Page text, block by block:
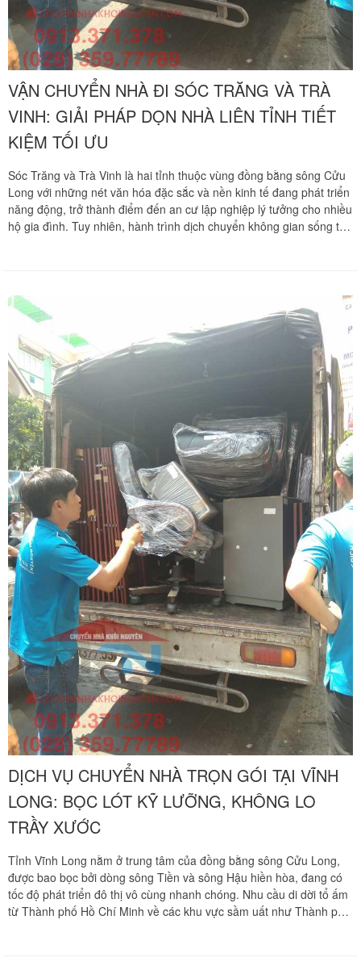
VẬN CHUYỂN NHÀ ĐI SÓC TRĂNG VÀ TRÀ
VINH: GIẢI PHÁP DỌN NHÀ LIÊN TỈNH TIẾT
KIỆM TỐI ƯU
Sóc Trăng và Trà Vinh là hai tỉnh thuộc vùng đồng bằng sông Cửu
Long với những nét văn hóa đặc sắc và nền kinh tế đang phát triển
năng động, trở thành điểm đến an cư lập nghiệp lý tưởng cho nhiều
hộ gia đình. Tuy nhiên, hành trình dịch chuyển không gian sống từ
tuyến lộ nông thôn đòi hỏi công tác vận tải phải thực sự chuyên
nghiệp để tối ưu hóa chi phí cầu đường, nhiên liệu và bảo vệ an
toàn tuyệt đối cho đồ đạc của gia đình. Chuyển nhà Khôi Nguyên
mang đến phương án chuyển nhà liên tỉnh trọn gói chuyên nghiệp,
cam kết hành trình dời tổ ấm của bạn diễn ra nhanh chóng, thảnh
thơi và tiết kiệm tối đa ngân sách gia đình. Quý khách hàng cần
khảo sát thực tế địa hình và nhận bảng báo giá tốt nhất hãy gọi
ngay hotline hỗ trợ liên tục 24/7 qua số 0913 371 378 hoặc 0972
366 628 để nhận tư vấn phương án thi công siêu tốc từ đội ngũ
Khôi Nguyên.
DỊCH VỤ CHUYỂN NHÀ TRỌN GÓI TẠI VĨNH
LONG: BỌC LÓT KỸ LƯỠNG, KHÔNG LO
TRẦY XƯỚC
Tỉnh Vĩnh Long nằm ở trung tâm của đồng bằng sông Cửu Long,
được bao bọc bởi dòng sông Tiền và sông Hậu hiền hòa, đang có
tốc độ phát triển đô thị vô cùng nhanh chóng. Nhu cầu di dời tổ ấm
từ Thành phố Hồ Chí Minh về các khu vực sầm uất như Thành phố